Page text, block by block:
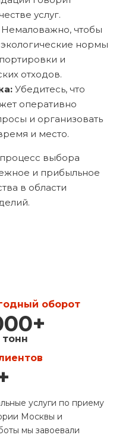
услуг.
Немаловажно, чтобы
нормы
и
отходов.
Убедитесь, что
оперативно
и организовать
и место.
выбора
и прибыльное
в области
оборот
+
тонн
услуги по приему
Москвы и
мы завоевали